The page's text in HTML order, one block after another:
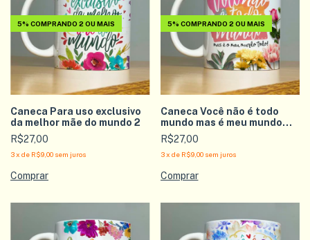
5% COMPRANDO 2 OU MAIS
Caneca Para uso exclusivo
da melhor mãe do mundo 2
R$27,00
3x de R$9,00 sem juros
5% COMPRANDO 2 OU MAIS
Caneca Você não é todo
mundo mas é meu mundo
todo
R$27,00
3 x de R$9,00 sem juros